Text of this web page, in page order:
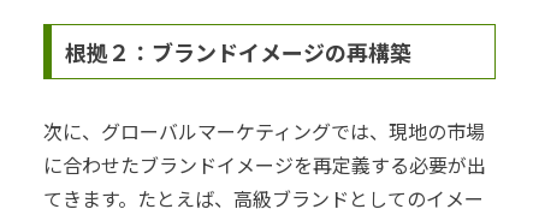
根拠２：ブランドイメージの再構築
次に、グローバルマーケティングでは、現地の市場
に合わせたブランドイメージを再定義する必要が出
てきます。たとえば、高級ブランドとしてのイメー